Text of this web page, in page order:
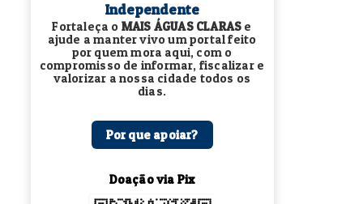
Independente
Fortaleça o MAIS ÁGUAS CLARAS e
ajude a manter vivo um portal feito
por quem mora aqui, com o
compromisso de informar, fiscalizar e
valorizar a nossa cidade todos os
dias.
Por que apoiar?
Doação via Pix